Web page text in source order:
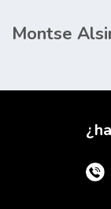
Montse